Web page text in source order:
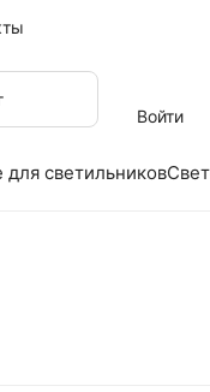
Войти
светильников